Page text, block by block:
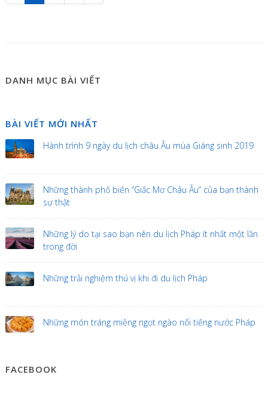
DANH MỤC BÀI VIẾT
BÀI VIẾT MỚI NHẤT
Hành trình 9 ngày du lịch châu Âu mùa Giáng sinh 2019
Những thành phố biến “Giấc Mơ Châu Âu” của bạn thành
sự thật
Những lý do tại sao bạn nên du lịch Pháp ít nhất một lần
trong đời
Những trải nghiệm thú vị khi đi du lịch Pháp
Những món tráng miệng ngọt ngào nổi tiếng nước Pháp
FACEBOOK